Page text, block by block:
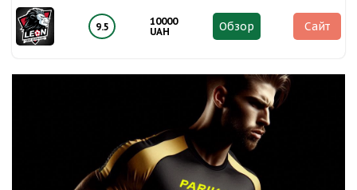
9.5
10000
UAH
Обзор Сайт